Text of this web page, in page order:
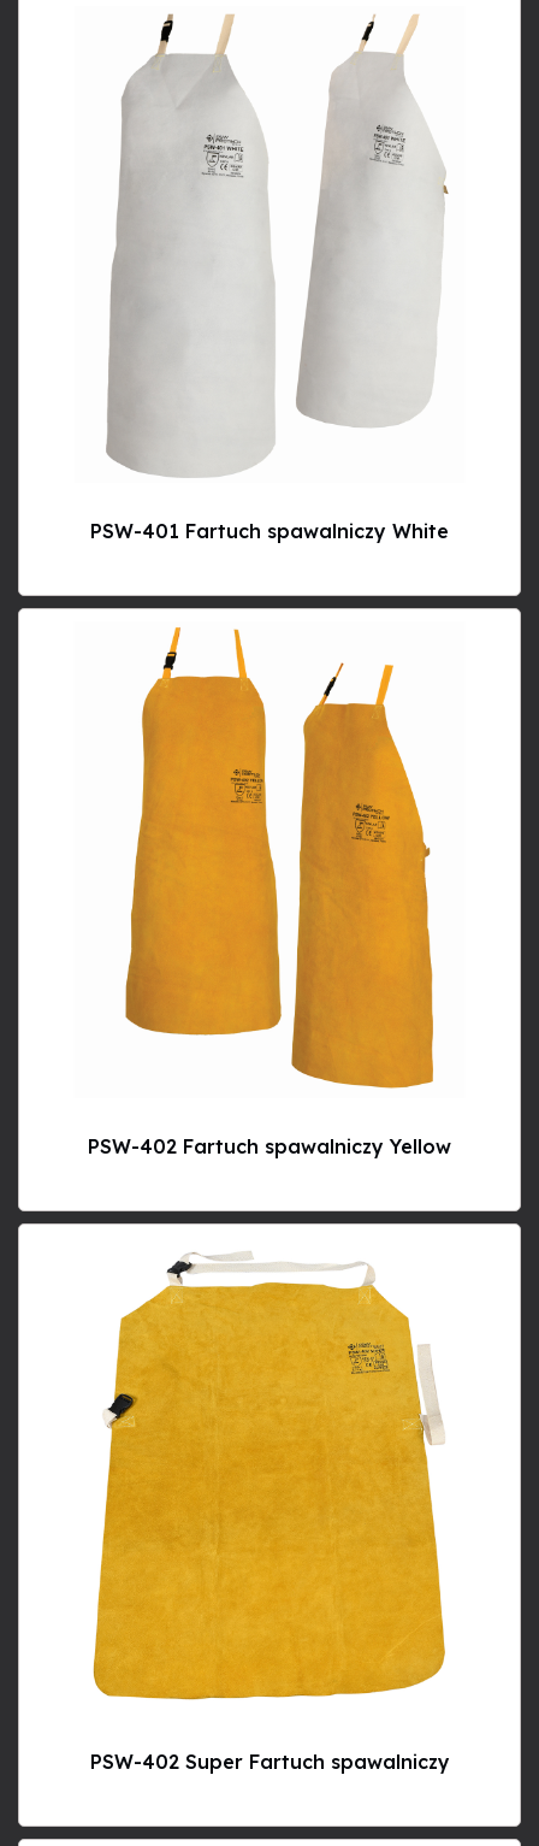
PSW-401 Fartuch spawalniczy White
PSW-402 Fartuch spawalniczy Yellow
PSW-402 Super Fartuch spawalniczy